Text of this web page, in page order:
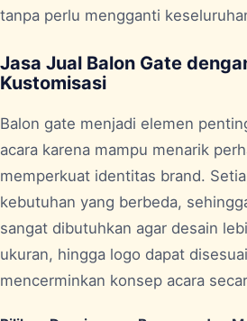
tanpa perlu mengganti
Jasa Jual Balon Gate
Kustomisasi
Balon gate menjadi elemen
acara karena mampu menarik
memperkuat identitas brand.
kebutuhan yang berbeda,
sangat dibutuhkan agar desain
ukuran, hingga logo dapat
mencerminkan konsep acara